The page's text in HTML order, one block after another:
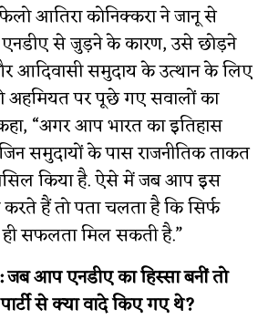
फेलो आतिरा कोनिक्करा ने जानू से
एनडीए से जुड़ने के कारण, उसे छोड़ने
आदिवासी समुदाय के उत्थान के लिए
अहमियत पर पूछे गए सवालों का
“अगर आप भारत का इतिहास
समुदायों के पास राजनीतिक ताकत
किया है. ऐसे में जब आप इस
हैं तो पता चलता है कि सिर्फ
सफलता मिल सकती है.”
जब आप एनडीए का हिस्सा बनीं तो
से क्या वादे किए गए थे?